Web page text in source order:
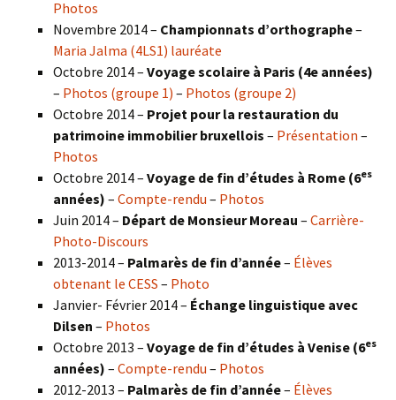
Photos
Novembre 2014 – Championnats d’orthographe–
Maria Jalma (4LS1) lauréate
Octobre 2014 – Voyage scolaire à Paris (4e années)
– Photos (groupe 1) – Photos (groupe 2)
Octobre 2014 – Projet pour la restauration du
patrimoine immobilier bruxellois – Présentation –
Photos
Octobre 2014 – Voyage de fin d’études à Rome (6es
années) – Compte-rendu – Photos
Juin 2014 – Départ de Monsieur Moreau – Carrière-
Photo-Discours
2013-2014 – Palmarès de fin d’année– Élèves
obtenant le CESS – Photo
Janvier- Février 2014 – Échange linguistique avec
Dilsen – Photos
Octobre 2013 – Voyage de fin d’études à Venise (6es
années) – Compte-rendu – Photos
2012-2013 – Palmarès de fin d’année– Élèves